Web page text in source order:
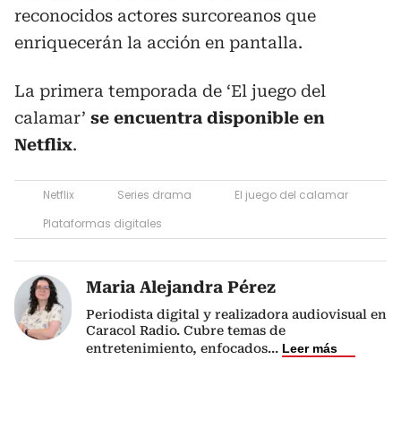
reconocidos actores surcoreanos que
enriquecerán la acción en pantalla.
La primera temporada de ‘El juego del
calamar’ se encuentra disponible en
Netflix.
Netflix Series drama
El juego del calamar
Plataformas digitales
Maria Alejandra Pérez
Periodista digital y realizadora audiovisual en
Caracol Radio. Cubre temas de
entretenimiento, enfocados... Leer más